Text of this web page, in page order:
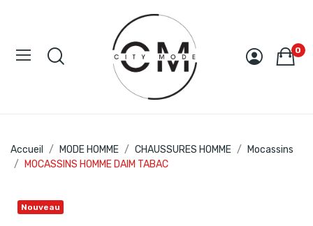
0
Accueil MODE HOMME CHAUSSURES HOMME
Mocassins
MOCASSINS HOMME DAIM TABAC
Nouveau